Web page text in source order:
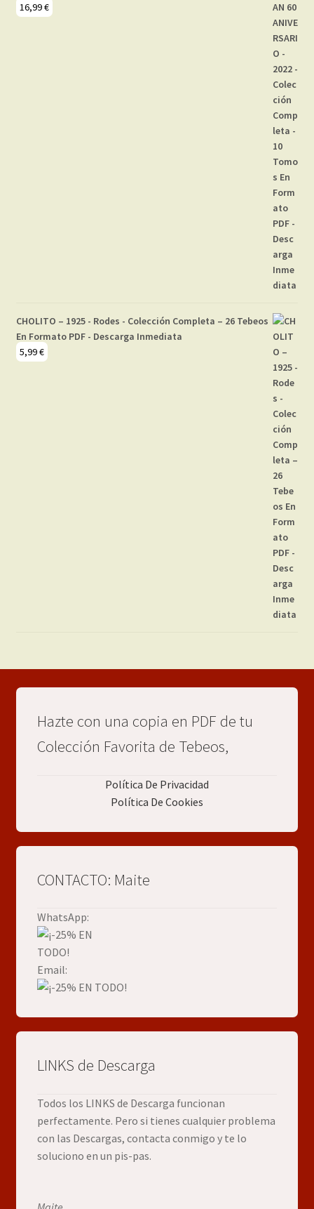
16,99€
CHOLITO – 1925 - Rodes - Colección Completa – 26 Tebeos
En Formato PDF - Descarga Inmediata
5,99€
Hazte con una copia en PDF de tu
Colección Favorita de Tebeos,
Política De Privacidad
Política De Cookies
CONTACTO: Maite
WhatsApp:
Email:
LINKS de Descarga
Todos los LINKS de Descarga funcionan
perfectamente. Pero si tienes cualquier problema
con las Descargas, contacta conmigo y te lo
soluciono en un pis-pas.